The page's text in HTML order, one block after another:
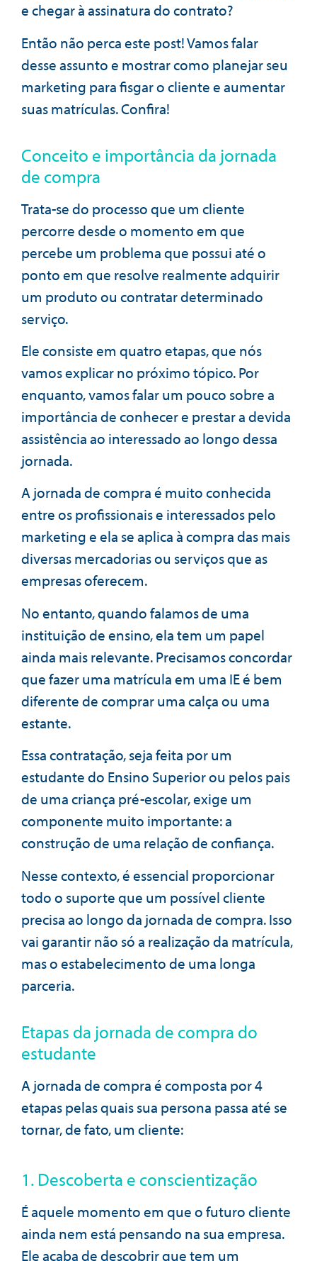
e chegar à assinatura do contrato?
Então não perca este post! Vamos falar
desse assunto e mostrar como planejar seu
marketing para fisgar o cliente e aumentar
suas matrículas. Confira!
Conceito e importância da jornada
de compra
Trata-se do processo que um cliente
percorre desde o momento em que
percebe um problema que possui até o
ponto em que resolve realmente adquirir
um produto ou contratar determinado
serviço.
Ele consiste em quatro etapas, que nós
vamos explicar no próximo tópico. Por
enquanto, vamos falar um pouco sobre a
importância de conhecer e prestar a devida
assistência ao interessado ao longo dessa
jornada.
A jornada de compra é muito conhecida
entre os profissionais e interessados pelo
marketing e ela se aplica à compra das mais
diversas mercadorias ou serviços que as
empresas oferecem.
No entanto, quando falamos de uma
instituição de ensino, ela tem um papel
ainda mais relevante. Precisamos concordar
que fazer uma matrícula em uma IE é bem
diferente de comprar uma calça ou uma
estante.
Essa contratação, seja feita por um
estudante do Ensino Superior ou pelos pais
de uma criança pré-escolar, exige um
componente muito importante: a
construção de uma relação de confiança.
Nesse contexto, é essencial proporcionar
todo o suporte que um possível cliente
precisa ao longo da jornada de compra. Isso
vai garantir não só a realização da matrícula,
mas o estabelecimento de uma longa
parceria.
Etapas da jornada de compra do
estudante
A jornada de compra é composta por 4
etapas pelas quais sua persona passa até se
tornar, de fato, um cliente:
1. Descoberta e conscientização
É aquele momento em que o futuro cliente
ainda nem está pensando na sua empresa.
Ele acaba de descobrir que tem um